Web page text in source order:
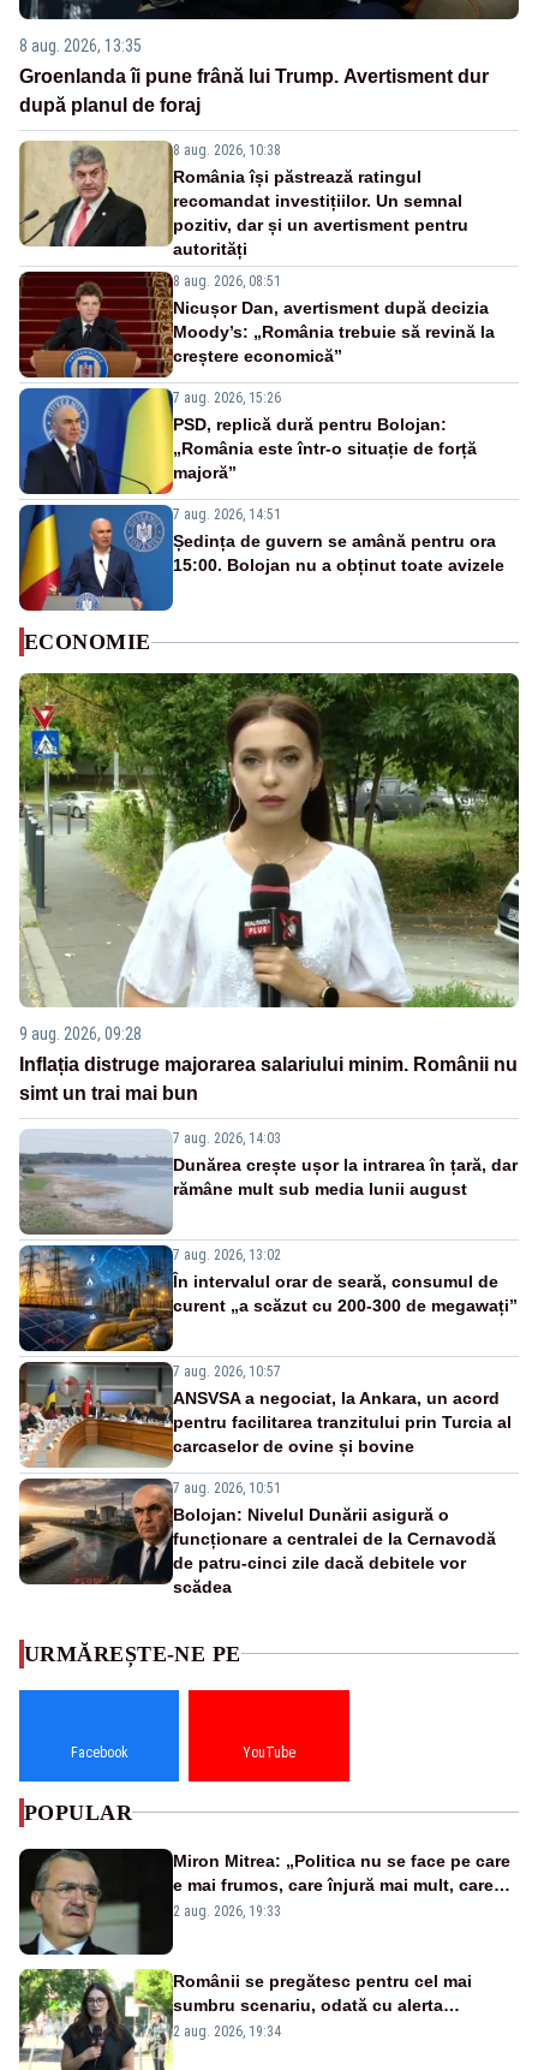
8 aug. 2026, 13:35
Groenlanda îi pune frână lui Trump. Avertisment dur
după planul de foraj
8 aug. 2026, 10:38
România își păstrează ratingul
recomandat investițiilor. Un semnal
pozitiv, dar și un avertisment pentru
autorități
8 aug. 2026, 08:51
Nicușor Dan, avertisment după decizia
Moody’s: „România trebuie să revină la
creștere economică”
7 aug. 2026, 15:26
PSD, replică dură pentru Bolojan:
„România este într-o situație de forță
majoră”
7 aug. 2026, 14:51
Ședința de guvern se amână pentru ora
15:00. Bolojan nu a obținut toate avizele
ECONOMIE
9 aug. 2026, 09:28
Inflația distruge majorarea salariului minim. Românii nu
simt un trai mai bun
7 aug. 2026, 14:03
Dunărea crește ușor la intrarea în țară, dar
rămâne mult sub media lunii august
7 aug. 2026, 13:02
În intervalul orar de seară, consumul de
curent „a scăzut cu 200-300 de megawați”
7 aug. 2026, 10:57
ANSVSA a negociat, la Ankara, un acord
pentru facilitarea tranzitului prin Turcia al
carcaselor de ovine și bovine
7 aug. 2026, 10:51
Bolojan: Nivelul Dunării asigură o
funcționare a centralei de la Cernavodă
de patru-cinci zile dacă debitele vor
scădea
URMĂREȘTE-NE PE
Facebook YouTube
POPULAR
Miron Mitrea: „Politica nu se face pe care
e mai frumos, care înjură mai mult, care
țipă mai tare, ci pe proiecte”
2 aug. 2026, 19:33
Românii se pregătesc pentru cel mai
sumbru scenariu, odată cu alerta
energetică
2 aug. 2026, 19:34